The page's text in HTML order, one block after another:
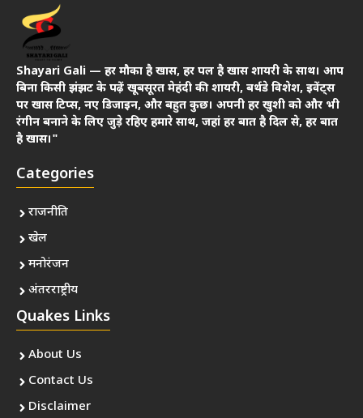
Shayari Gali — हर मौका है खास, हर पल है खास शायरी के साथ। आप
बिना किसी झंझट के पढ़ें खूबसूरत मेहंदी की शायरी, बर्थडे विशेश, इवेंट्स
पर खास टिप्स, नए डिजाइन, और बहुत कुछ। अपनी हर खुशी को और भी
रंगीन बनाने के लिए जुड़े रहिए हमारे साथ, जहां हर बात है दिल से, हर बात
है खास।"
Categories
राजनीति
खेल
मनोरंजन
अंतरराष्ट्रीय
Quakes Links
About Us
Contact Us
Disclaimer